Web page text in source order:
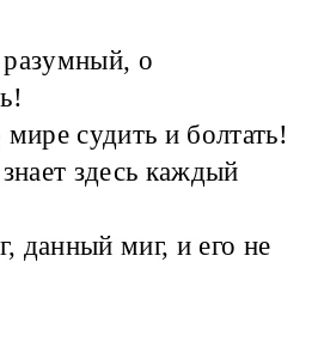
о
судить и болтать!
здесь каждый
миг, и его не